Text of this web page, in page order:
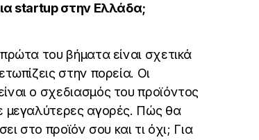
startup στην Ελλάδα;
του βήματα είναι σχετικά
στην πορεία. Οι
ο σχεδιασμός του προϊόντος
μεγαλύτερες αγορές. Πώς θα
στο προϊόν σου και τι όχι; Για